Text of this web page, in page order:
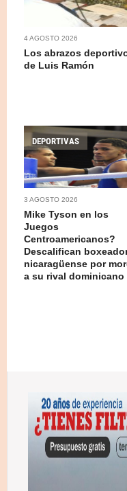
4 AGOSTO 2026
Los abrazos
de Luis Ramón
DEPORTIVAS
3 AGOSTO 2026
Mike Tyson en los
Juegos
Centroamericanos?
Descalifican
nicaragüense por
a su rival dominicano